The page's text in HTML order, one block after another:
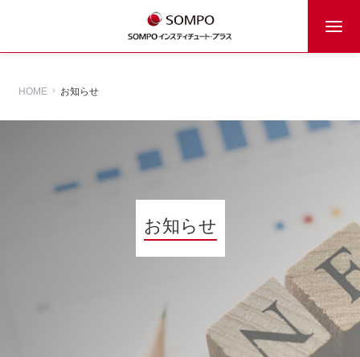
HOME お知らせ
お知らせ